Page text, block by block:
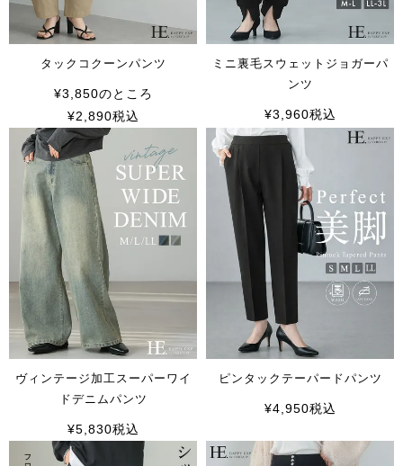
タックコクーンパンツ
¥3,850のところ
¥2,890税込
ミニ裏毛スウェットジョガーパ
ンツ
¥3,960税込
ヴィンテージ加工スーパーワイ
ドデニムパンツ
¥5,830税込
ピンタックテーパードパンツ
¥4,950税込